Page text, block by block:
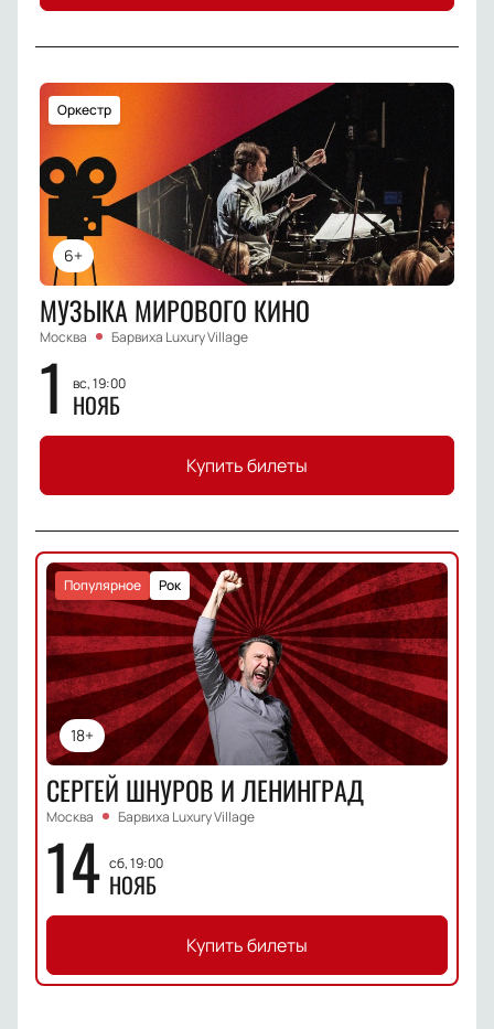
6+
Оркестр
МУЗЫКА МИРОВОГО КИНО
Москва Барвиха Luxury Village
1 вс, 19:00
НОЯБ
Купить билеты
18+
Рок
Популярное
СЕРГЕЙ ШНУРОВ И ЛЕНИНГРАД
Москва Барвиха Luxury Village
14 сб, 19:00
НОЯБ
Купить билеты